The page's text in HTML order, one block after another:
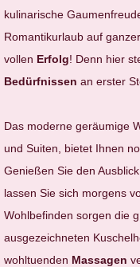
kulinarische
Romantikurlaub auf
vollen Erfolg! Denn hier
Bedürfnissen an erster
Das moderne geräumige
und Suiten, bietet Ihnen
Genießen Sie den
lassen Sie sich morgens
Wohlbefinden sorgen die
ausgezeichneten
wohltuenden Massagen